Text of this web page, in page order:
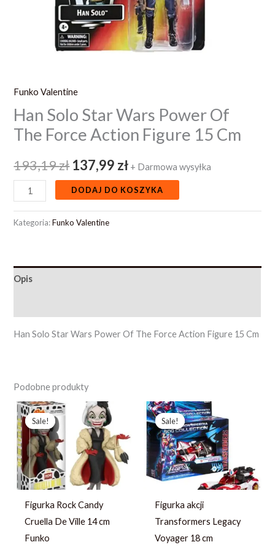
Funko Valentine
Han Solo Star Wars Power Of
The Force Action Figure 15 Cm
193,19zł 137,99 zł + Darmowa wysyłka
DODAJ DO KOSZYKA
Kategoria:Funko Valentine
Opis
Han Solo Star Wars Power Of The Force Action Figure 15 Cm
Podobne produkty
Sale!
Sale!
Figurka Rock Candy
Cruella De Ville 14 cm
Funko
Pierwotna
cena
wynosiła:
214,23 zł.
Aktualna
cena
wynosi:
164,79 zł.
Sale!
Sale!
Figurka akcji
Transformers Legacy
Voyager 18 cm
Pierwotna
cena
wynosiła:
233,79 zł.
cena
wynosi:
166,99 zł.